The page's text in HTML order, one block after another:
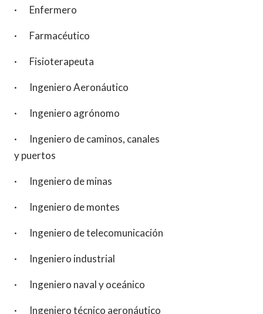
· Enfermero
· Farmacéutico
· Fisioterapeuta
· Ingeniero Aeronáutico
· Ingeniero agrónomo
· Ingeniero de caminos, canales
y puertos
· Ingeniero de minas
· Ingeniero de montes
· Ingeniero de telecomunicación
· Ingeniero industrial
· Ingeniero naval y oceánico
· Ingeniero técnico aeronáutico